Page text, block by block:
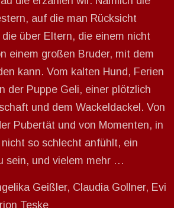
auf die man Rücksicht
über Eltern, die einem nicht
einem großen Bruder, mit dem
kann. Vom kalten Hund, Ferien
der Puppe Geli, einer plötzlich
und dem Wackeldackel. Von
Pubertät und von Momenten, in
so schlecht anfühlt, ein
sein, und vielem mehr …
Geißler, Claudia Gollner, Evi
Teske